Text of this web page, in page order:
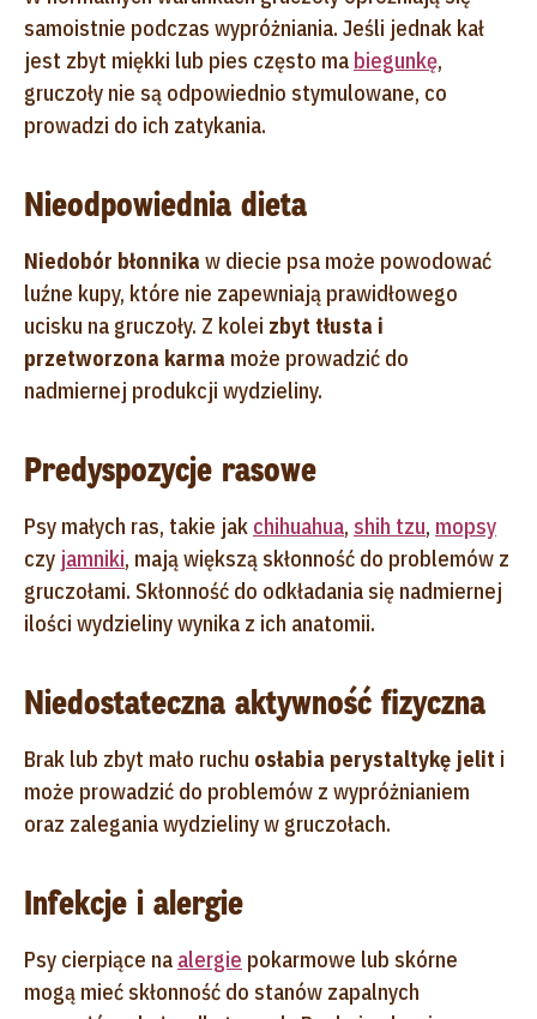
samoistnie podczas wypróżniania. Jeśli jednak kał
jest zbyt miękki lub pies często ma biegunkę,
gruczoły nie są odpowiednio stymulowane, co
prowadzi do ich zatykania.
Nieodpowiednia dieta
Niedobór błonnika w diecie psa może powodować
luźne kupy, które nie zapewniają prawidłowego
ucisku na gruczoły. Z kolei zbyt tłusta i
przetworzona karma może prowadzić do
nadmiernej produkcji wydzieliny.
Predyspozycje rasowe
Psy małych ras, takie jak chihuahua, shih tzu, mopsy
czy jamniki, mają większą skłonność do problemów z
gruczołami. Skłonność do odkładania się nadmiernej
ilości wydzieliny wynika z ich anatomii.
Niedostateczna aktywność fizyczna
Brak lub zbyt mało ruchu osłabia perystaltykę jelit i
może prowadzić do problemów z wypróżnianiem
oraz zalegania wydzieliny w gruczołach.
Infekcje i alergie
Psy cierpiące na alergie pokarmowe lub skórne
mogą mieć skłonność do stanów zapalnych